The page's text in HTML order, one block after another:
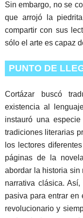
Sin embargo, no se
que arrojó la
compartir con sus
sólo el arte es capaz
PUNTO DE
Cortázar buscó
existencia al
instauró una
tradiciones literarias
los lectores
páginas de la
abordar la historia sin
narrativa clásica.
pasiva para entrar en
revolucionario y